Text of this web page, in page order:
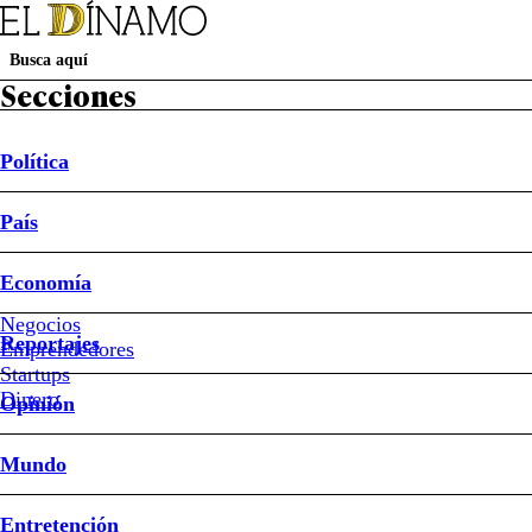
Secciones
Política
País
Economía
Negocios
Emprendedores
Startups
Dinero
Reportajes
Opinión
Mundo
Entretención
EMPREN-D